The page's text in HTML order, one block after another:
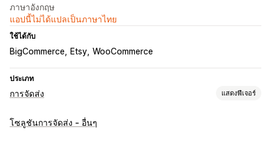
ภาษาอังกฤษ
แอปนี้ไม่ได้แปลเป็นภาษาไทย
ใช้ได้กับ
BigCommerce Etsy WooCommerce
ประเภท
การจัดส่ง แสดงฟีเจอร์
ป้ายกำกับและบรรจุภัณฑ์
โซลูชันการจัดส่ง - อื่นๆ